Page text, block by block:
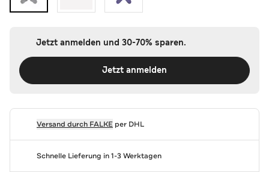
Jetzt anmelden und 30-70% sparen.
Jetzt anmelden
Versand durch FALKEper DHL
Schnelle Lieferung in 1-3 Werktagen